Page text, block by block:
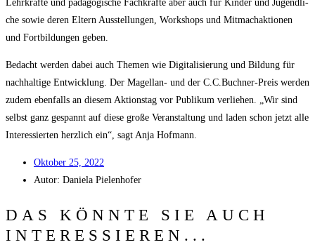
Lehr­kräf­te und päd­ago­gi­sche Fach­kräf­te aber auch für Kin­der und Jugend­li­
che sowie deren Eltern Aus­stel­lun­gen, Work­shops und Mit­mach­ak­tio­nen
und Fort­bil­dun­gen geben.
Bedacht wer­den dabei auch The­men wie Digi­ta­li­sie­rung und Bil­dung für
nach­hal­ti­ge Ent­wick­lung. Der Magel­lan- und der C.C.Buchner-Preis wer­den
zudem eben­falls an die­sem Akti­ons­tag vor Publi­kum ver­lie­hen. „Wir sind
selbst ganz gespannt auf die­se gro­ße Ver­an­stal­tung und laden schon jetzt alle
Inter­es­sier­ten herz­lich ein“, sagt Anja Hofmann.
Okto­ber 25, 2022
Autor: Danie­la Pielenhofer
DAS KÖNNTE SIE AUCH
INTERESSIEREN...